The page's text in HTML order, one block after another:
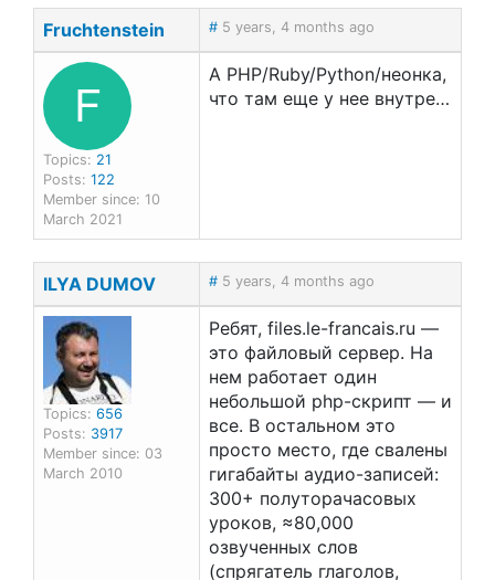
Fruchtenstein # 5 years, 4 months ago
F
Topics: 21
Posts: 122
Member since: 10
March 2021
А PHP/Ruby/Python/неонка,
что там еще у нее внутре…
ILYA DUMOV # 5 years, 4 months ago
Topics: 656
Posts: 3917
Member since: 03
March 2010
Ребят, files.le-francais.ru —
это файловый сервер. На
нем работает один
небольшой php-скрипт — и
все. В остальном это
просто место, где свалены
гигабайты аудио-записей:
300+ полуторачасовых
уроков, ≈80,000
озвученных слов
(спрягатель глаголов,